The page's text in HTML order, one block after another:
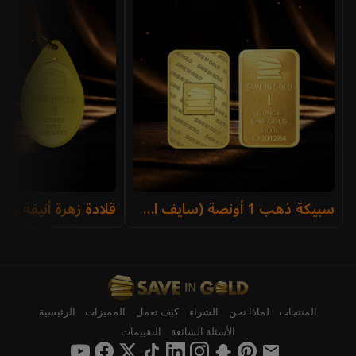
سبيكة ذهب 1 أونصة (سايف ان جولد) قلادة زهرة أنيقة وزن 1
الرئيسية المميزات كيف تعمل الشراء لماذا نحن
المنتجات
التقييمات
الأسئلة الشائعة